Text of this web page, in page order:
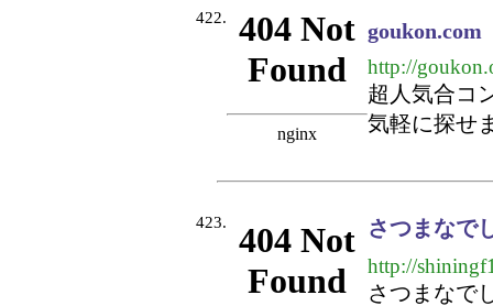
422.
goukon.com
http://
超人気合コ
気軽に探せ
423. さつまなで
http://
さつまなで